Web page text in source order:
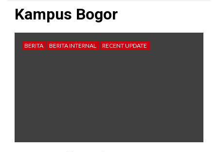
Kampus Bogor
BERITA BERITA INTERNAL RECENT UPDATE